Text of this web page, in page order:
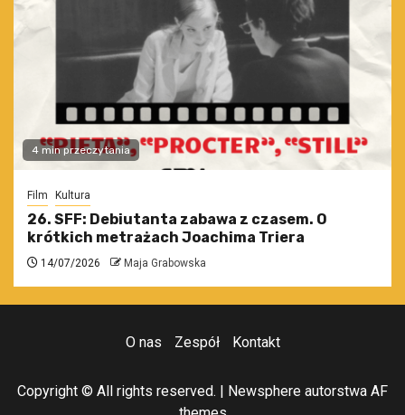
4 min przeczytania
Film Kultura
26. SFF: Debiutanta zabawa z czasem. O
krótkich metrażach Joachima Triera
14/07/2026 Maja Grabowska
O nas Zespół Kontakt
Copyright © All rights reserved. Newsphere autorstwa AF